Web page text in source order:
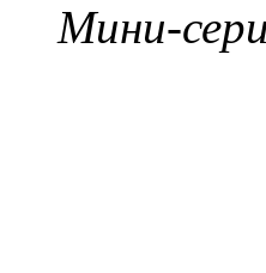
Мини-